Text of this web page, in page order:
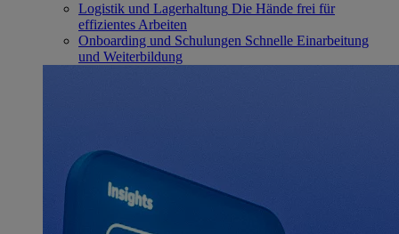
Logistik und Lagerhaltung Die Hände frei für
effizientes Arbeiten
Onboarding und Schulungen Schnelle Einarbeitung
und Weiterbildung